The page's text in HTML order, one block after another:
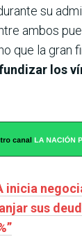
su
ambos
que la gran
los
inicia
sus